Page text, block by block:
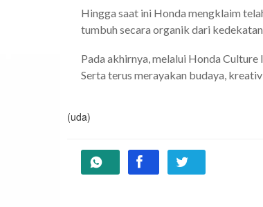
Hingga saat ini Honda mengklaim
tumbuh secara organik dari
Pada akhirnya, melalui Honda
Serta terus merayakan budaya,
(uda)